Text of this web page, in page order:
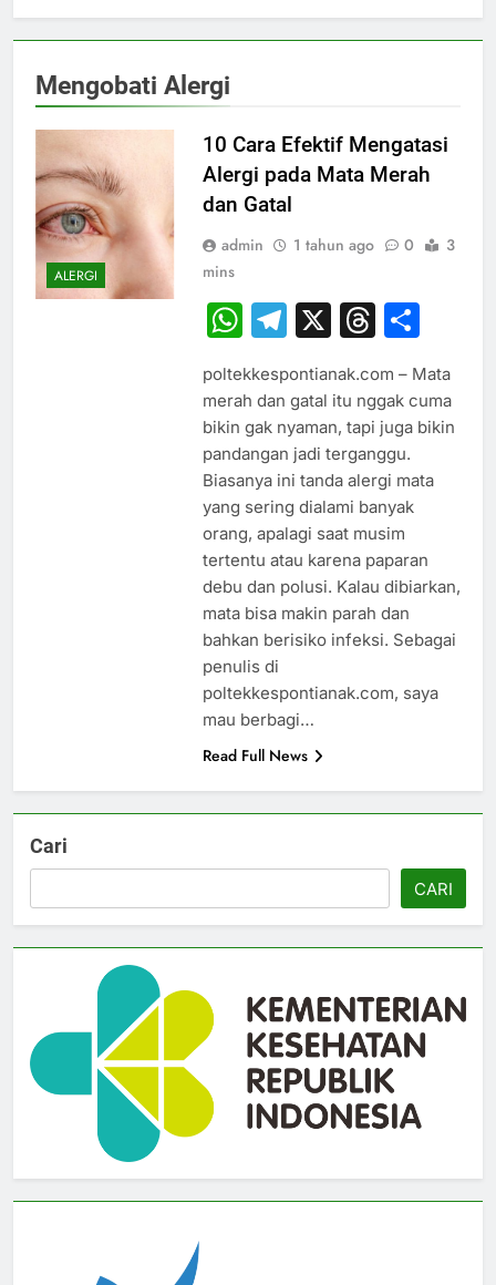
Mengobati Alergi
ALERGI
10 Cara Efektif Mengatasi
Alergi pada Mata Merah
dan Gatal
admin 1 tahun ago 0
3
mins
WhatsApp
Telegram
X
poltekkespontianak.com – Mata
merah dan gatal itu nggak cuma
bikin gak nyaman, tapi juga bikin
pandangan jadi terganggu.
Biasanya ini tanda alergi mata
yang sering dialami banyak
orang, apalagi saat musim
tertentu atau karena paparan
debu dan polusi. Kalau dibiarkan,
mata bisa makin parah dan
bahkan berisiko infeksi. Sebagai
penulis di
poltekkespontianak.com, saya
mau berbagi…
Read Full News
Cari
CARI